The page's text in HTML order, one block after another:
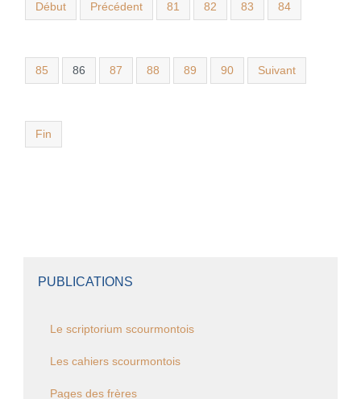
Début Précédent 81 82 83 84
85 86 87 88 89 90 Suivant
Fin
PUBLICATIONS
Le scriptorium scourmontois
Les cahiers scourmontois
Pages des frères